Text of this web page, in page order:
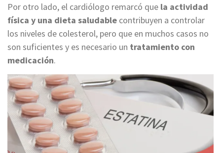
Por otro lado, el cardiólogo remarcó que la actividad
física y una dieta saludable contribuyen a controlar
los niveles de colesterol, pero que en muchos casos no
son suficientes y es necesario un tratamiento con
medicación.